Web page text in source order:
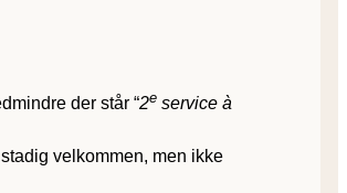
der står “2e service à
velkommen, men ikke